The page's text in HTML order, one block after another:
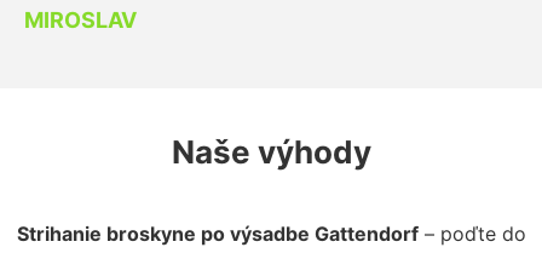
MIROSLAV
Naše výhody
Strihanie broskyne po výsadbe Gattendorf– poďte do